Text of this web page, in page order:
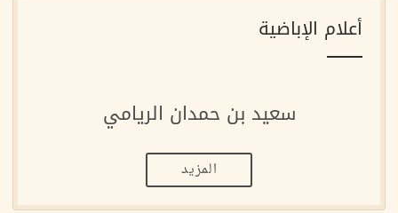
أعلام الإباضية
سعيد بن حمدان الريامي
المزيد